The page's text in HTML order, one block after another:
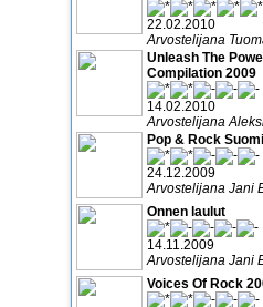
22.02.2010
Arvostelijana
Unleash The
Compilation 2009
14.02.2010
Arvostelijana
Pop & Rock
24.12.2009
Arvostelijana Jani
Onnen laulut
14.11.2009
Arvostelijana Jani
Voices Of Rock